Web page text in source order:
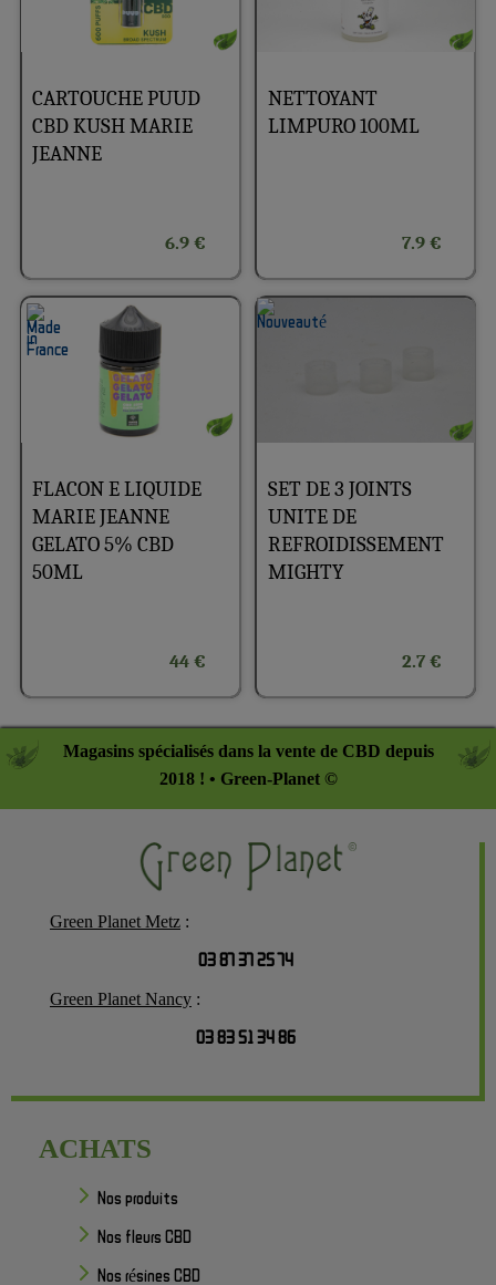
CARTOUCHE PUUD
CBD KUSH MARIE
JEANNE
6.9 €
NETTOYANT
LIMPURO 100ML
7.9 €
FLACON E LIQUIDE
MARIE JEANNE
GELATO 5% CBD
50ML
44 €
SET DE 3 JOINTS
UNITE DE
REFROIDISSEMENT
MIGHTY
2.7 €
Magasins spécialisés dans la vente de CBD depuis
2018 ! • Green-Planet ©
Green Planet Metz :
03 87 37 25 74
Green Planet Nancy :
03 83 51 34 86
ACHATS
Nos produits
Nos fleurs CBD
Nos résines CBD